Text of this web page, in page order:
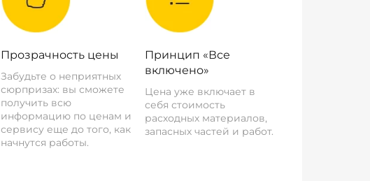
Прозрачность цены
Забудьте о неприятных
сюрпризах: вы сможете
получить всю
информацию по ценам и
сервису еще до того, как
начнутся работы.
Принцип «Все
включено»
Цена уже включает в
себя стоимость
расходных материалов,
запасных частей и работ.